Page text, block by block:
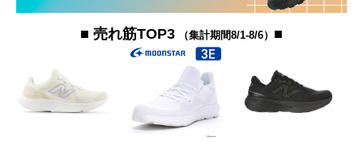
■ 売れ筋TOP3 （集計期間8/1-8/6） ■